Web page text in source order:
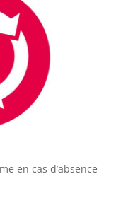
en cas d’absence